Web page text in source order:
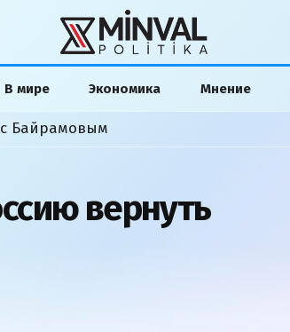
В мире Экономика Мнение
Байрамовым
вернуть